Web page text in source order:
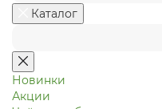
Каталог
Новинки
Акции